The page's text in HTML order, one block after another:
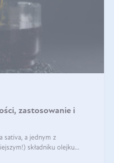
zastosowanie i
sativa, a jednym z
składniku olejku